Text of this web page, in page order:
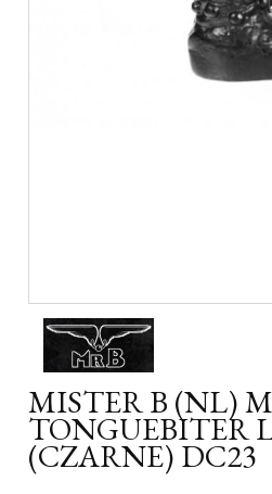
MISTER B (NL)
TONGUEBITER
(CZARNE) DC23